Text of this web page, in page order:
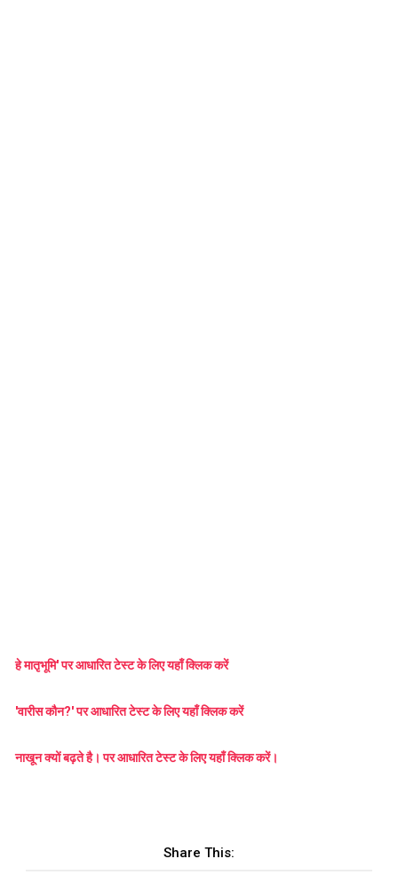
हे मातृभूमि' पर आधारित टेस्ट के लिए यहाँ क्लिक करें
'वारीस कौन?' पर आधारित टेस्ट के लिए यहाँ क्लिक करें
नाखून क्यों बढ़ते है। पर आधारित टेस्ट के लिए यहाँ क्लिक करें।
Share This: